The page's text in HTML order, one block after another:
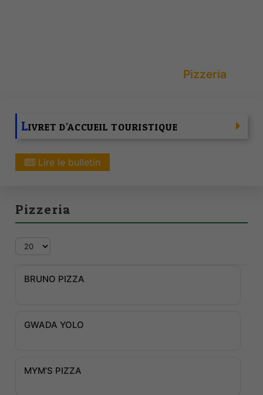
Pizzeria
LIVRET D'ACCUEIL TOURISTIQUE
Lire le bulletin
Pizzeria
Affichage #
BRUNO PIZZA
GWADA YOLO
MYM’S PIZZA